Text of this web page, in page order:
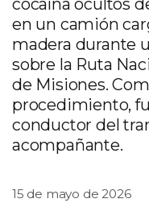
cocaína ocultos
en un camión
madera durante
sobre la Ruta
de Misiones.
procedimiento,
conductor del
acompañante.
15 de mayo de 2026